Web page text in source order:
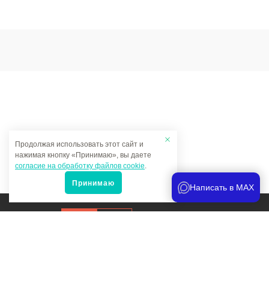
Продвижение сайта
Продолжая использовать этот сайт и
нажимая кнопку «Принимаю», вы даете
согласие на обработку файлов cookie.
Принимаю Написать в MAX